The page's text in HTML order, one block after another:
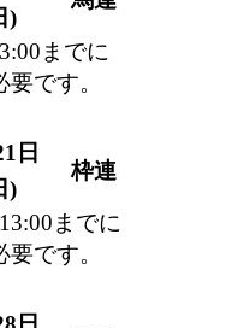
)
までに
です。
日
)
枠連
までに
です。